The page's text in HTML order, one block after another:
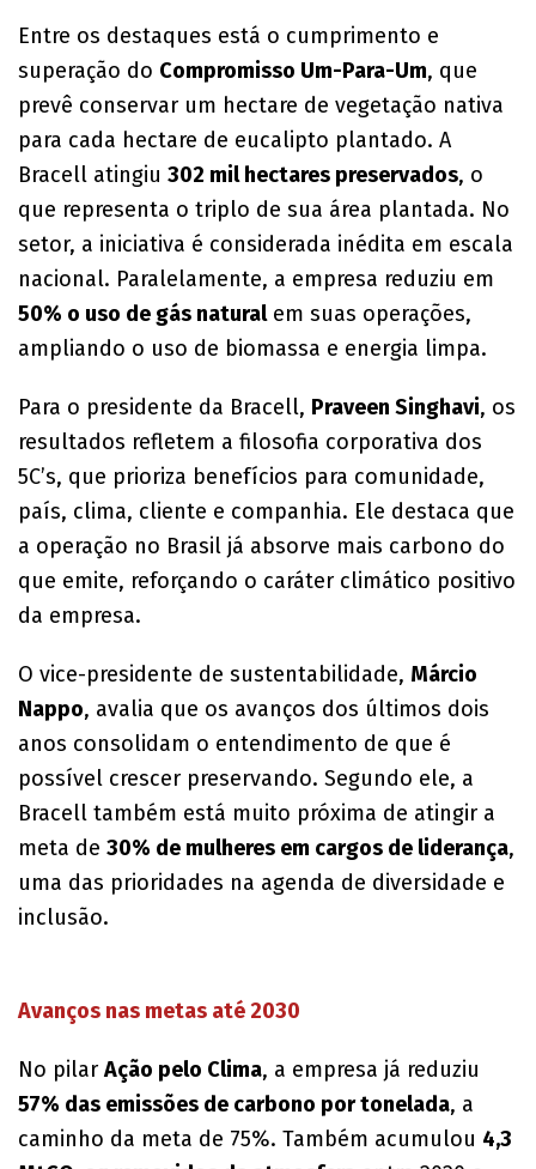
Entre os destaques está o cumprimento e
superação do Compromisso Um-Para-Um, que
prevê conservar um hectare de vegetação nativa
para cada hectare de eucalipto plantado. A
Bracell atingiu 302 mil hectares preservados, o
que representa o triplo de sua área plantada. No
setor, a iniciativa é considerada inédita em escala
nacional. Paralelamente, a empresa reduziu em
50% o uso de gás naturalem suas operações,
ampliando o uso de biomassa e energia limpa.
Para o presidente da Bracell, Praveen Singhavi, os
resultados refletem a filosofia corporativa dos
5C’s, que prioriza benefícios para comunidade,
país, clima, cliente e companhia. Ele destaca que
a operação no Brasil já absorve mais carbono do
que emite, reforçando o caráter climático positivo
da empresa.
O vice-presidente de sustentabilidade, Márcio
Nappo, avalia que os avanços dos últimos dois
anos consolidam o entendimento de que é
possível crescer preservando. Segundo ele, a
Bracell também está muito próxima de atingir a
meta de 30% de mulheres em cargos de liderança,
uma das prioridades na agenda de diversidade e
inclusão.
​Avanços nas metas até 2030
No pilarAção pelo Clima, a empresa já reduziu
57% das emissões de carbono por tonelada, a
caminho da meta de 75%. Também acumulou 4,3